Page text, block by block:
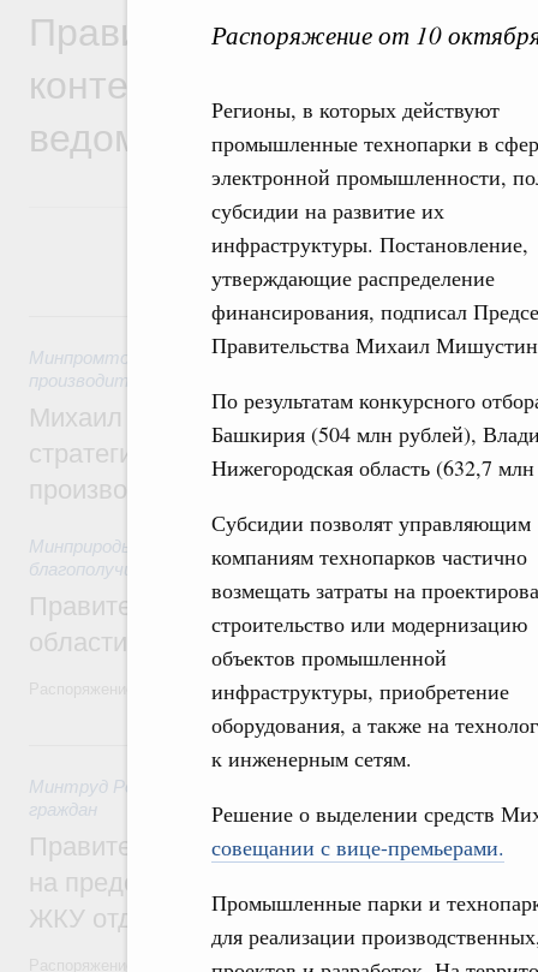
Распоряжение от 10
Регионы, в которых действуют
промышленные технопарки в
электронной промышленности,
субсидии на развитие их
инфраструктуры. Постановление,
утверждающие распределение
финансирования, подписал
Правительства Михаил
По результатам конкурсного
Башкирия (504 млн рублей),
Нижегородская область (632,7
Субсидии позволят управляющим
компаниям технопарков частично
возмещать затраты на
строительство или модернизацию
объектов промышленной
инфраструктуры, приобретение
оборудования, а также на
к инженерным сетям.
Решение о выделении средств
совещании с вице-премьерами.
Промышленные парки и
для реализации
Правительственная
контексте работы
ведомств
5 августа, среда
Минпромторг России,Минэкономразвития России,5
производительности труда и поддержки занятости
Михаил Мишустин дал поручения по
стратегической сессии, посвящённой
производительности труда
Минприроды России
благополучие»
Правительство увеличило объём
области в рамках федерального
Распоряжение от 3 августа 2026 года №2067-р
31 июля, пятница
Минтруд России
граждан
Правительство направит регионам
на предоставление мер социальной
ЖКУ отдельным категориям граждан
Распоряжение от 30 июля 2026 года №2032-р